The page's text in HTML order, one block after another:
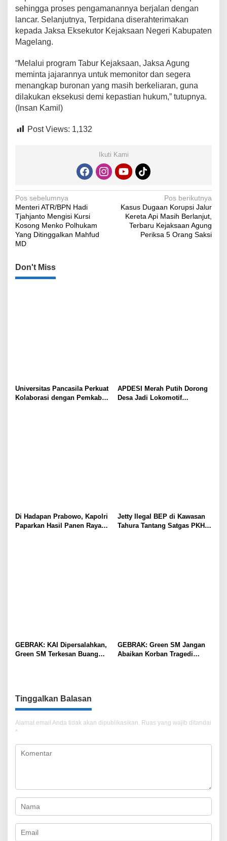
sehingga proses pengamanannya berjalan dengan
lancar. Selanjutnya, Terpidana diserahterimakan
kepada Jaksa Eksekutor Kejaksaan Negeri Kabupaten
Magelang.
“Melalui program Tabur Kejaksaan, Jaksa Agung
meminta jajarannya untuk memonitor dan segera
menangkap buronan yang masih berkeliaran, guna
dilakukan eksekusi demi kepastian hukum,” tutupnya.
(Insan Kamil)
Post Views: 1,132
Ikuti Kami
Navigasi
pos
Pos sebelumnya
Menteri ATR/BPN Hadi
Tjahjanto Mengisi Kursi
Kosong Menko Polhukam
Yang Ditinggalkan Mahfud
MD
Pos berikutnya
Kasus Dugaan Korupsi Jalur
Kereta Api Masih Berlanjut,
Terbaru Kejaksaan Agung
Periksa 5 Orang Saksi
Don't Miss
Universitas Pancasila Perkuat
Kolaborasi dengan Pemkab
APDESI Merah Putih Dorong
Desa Jadi Lokomotif
Di Hadapan Prabowo, Kapolri
Paparkan Hasil Panen Raya
Jetty Ilegal BEP di Kawasan
Tahura Tantang Satgas PKH,
GEBRAK: KAI Dipersalahkan,
Green SM Terkesan Buang
GEBRAK: Green SM Jangan
Abaikan Korban Tragedi
Tinggalkan Balasan
Alamat email Anda tidak akan dipublikasikan. Ruas yang wajib ditandai
*